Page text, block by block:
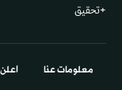
+تحقيق
معلومات عنا